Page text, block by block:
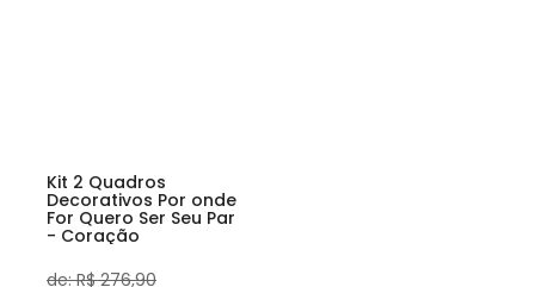
Kit 2 Quadros
Decorativos Por onde
For Quero Ser Seu Par
- Coração
de: R$ 276,90